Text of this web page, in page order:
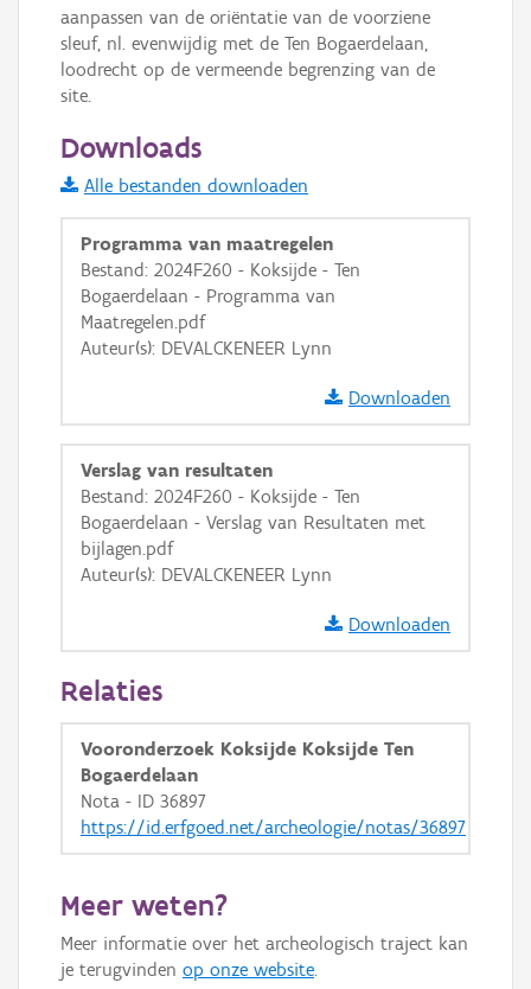
i
−
Basis Lagen
OSM-Basiskaart
GRB-Basiskaart in grijswaarden
aanpassen van de oriëntatie van de voorziene
sleuf, nl. evenwijdig met de Ten Bogaerdelaan,
loodrecht op de vermeende begrenzing van de
site.
Downloads
Alle bestanden downloaden
Programma van maatregelen
Bestand: 2024F260 - Koksijde - Ten
Bogaerdelaan - Programma van
Maatregelen.pdf
Auteur(s): DEVALCKENEER Lynn
Downloaden
Verslag van resultaten
Bestand: 2024F260 - Koksijde - Ten
Bogaerdelaan - Verslag van Resultaten met
bijlagen.pdf
Auteur(s): DEVALCKENEER Lynn
Downloaden
Relaties
Vooronderzoek Koksijde Koksijde Ten
Bogaerdelaan
Nota - ID 36897
https://id.erfgoed.net/archeologie/notas/36897
Meer weten?
Meer informatie over het archeologisch traject kan
je terugvinden op onze website.